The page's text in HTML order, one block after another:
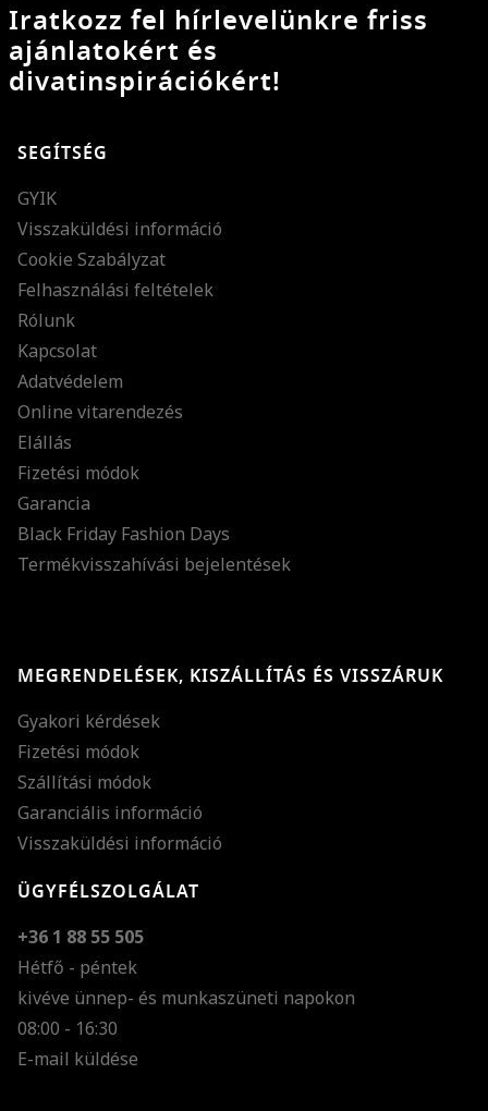
Iratkozz fel hírlevelünkre friss
ajánlatokért és
divatinspirációkért!
SEGÍTSÉG
GYIK
Visszaküldési információ
Cookie Szabályzat
Felhasználási feltételek
Rólunk
Kapcsolat
Adatvédelem
Online vitarendezés
Elállás
Fizetési módok
Garancia
Black Friday Fashion Days
Termékvisszahívási bejelentések
MEGRENDELÉSEK, KISZÁLLÍTÁS ÉS VISSZÁRUK
Gyakori kérdések
Fizetési módok
Szállítási módok
Garanciális információ
Visszaküldési információ
ÜGYFÉLSZOLGÁLAT
+36 1 88 55 505
Hétfő - péntek
kivéve ünnep- és munkaszüneti napokon
08:00 - 16:30
E-mail küldése